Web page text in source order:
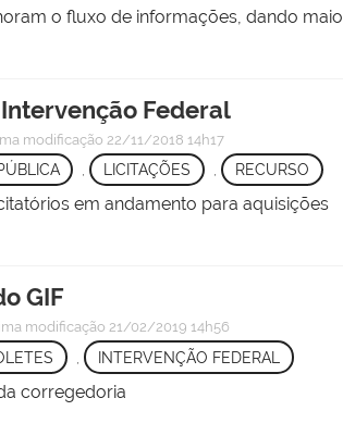
o fluxo de informações, dando
Federal
modificação 22/11/2018 14h17
, LICITAÇÕES , RECURSO
em andamento para aquisições
GIF
modificação 21/02/2019 14h56
, INTERVENÇÃO FEDERAL
corregedoria